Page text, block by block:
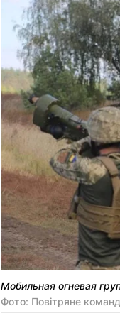
Мобильная огневая
Фото: Повітряне